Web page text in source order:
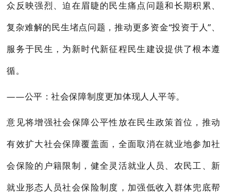
众反映强烈、迫在眉睫的民生痛点问题和长期积累、
复杂难解的民生堵点问题，推动更多资金“投资于人”、
服务于民生，为新时代新征程民生建设提供了根本遵
循。
——公平：社会保障制度更加体现人人平等。
意见将增强社会保障公平性放在民生政策首位，推动
有效扩大社会保障覆盖面，全面取消在就业地参加社
会保险的户籍限制，健全灵活就业人员、农民工、新
就业形态人员社会保险制度，加强低收入群体兜底帮